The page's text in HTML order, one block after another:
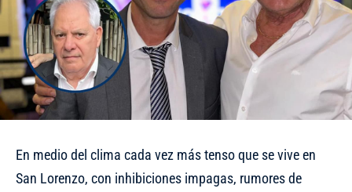
En medio del clima cada vez más tenso que se vive en
San Lorenzo, con inhibiciones impagas, rumores de